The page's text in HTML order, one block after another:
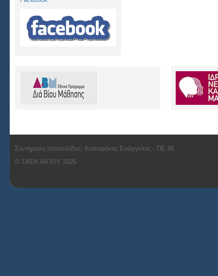
Συντήρηση Ιστοσελίδας: Κοτσιφάκος Ευάγγελος - ΠΕ 86
© ΣΑΕΚ ΑΙΓΙΟΥ 2026